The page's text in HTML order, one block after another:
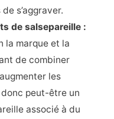
s’aggraver.
de salsepareille :
la marque et la
de combiner
les
peut-être un
associé à du